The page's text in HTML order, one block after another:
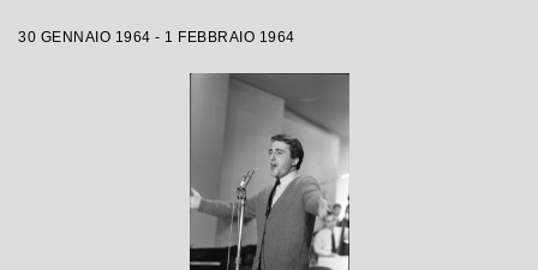
30 GENNAIO 1964 - 1 FEBBRAIO 1964